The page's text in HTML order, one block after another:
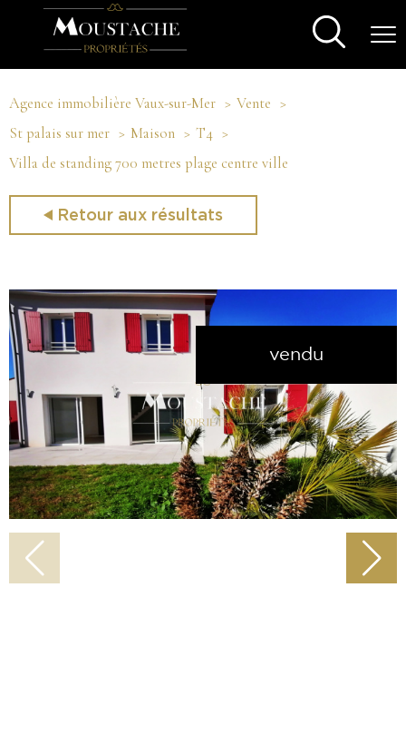
Agence immobilière Vaux-sur-Mer
Vente
St palais sur mer
Maison
T4
Villa de standing 700 metres plage centre ville
Retour aux résultats
vendu